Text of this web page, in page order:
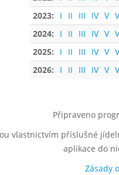
2023:
I II III IV V
2024:
I II III IV V
2025:
I II III IV V
2026:
I II III IV V
Připraveno
vlastnictvím příslušné
aplikace do
Zásady